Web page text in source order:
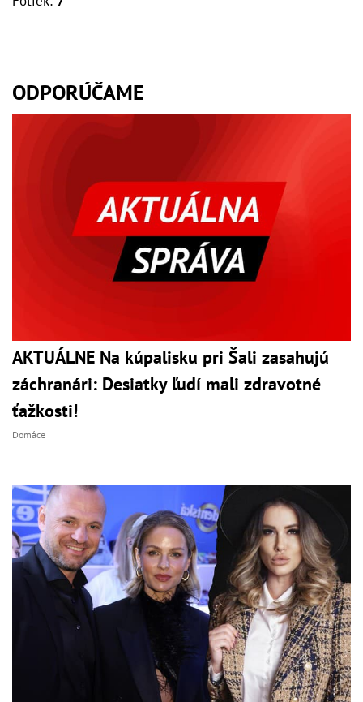
ODPORÚČAME
AKTUÁLNE Na kúpalisku pri Šali zasahujú
záchranári: Desiatky ľudí mali zdravotné
ťažkosti!
Domáce